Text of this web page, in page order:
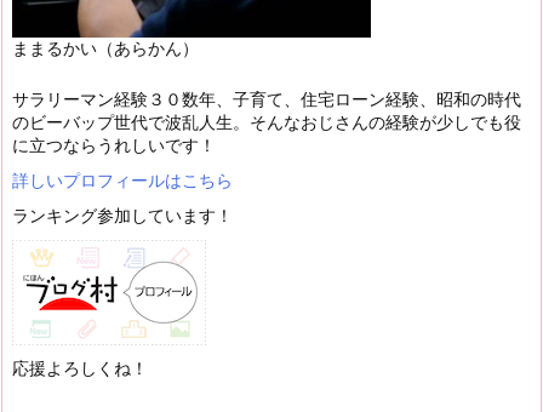
ままるかい（あらかん）
サラリーマン経験３０数年、子育て、住宅ローン経験、昭和の時代
のビーバップ世代で波乱人生。そんなおじさんの経験が少しでも役
に立つならうれしいです！
詳しいプロフィールはこちら
ランキング参加しています！
応援よろしくね！